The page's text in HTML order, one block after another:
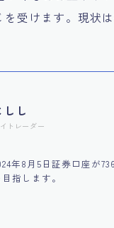
受けます。現状は
しし
トレーダー
年8月5日証券口座が
指します。